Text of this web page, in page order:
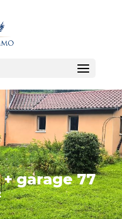
+ garage 77